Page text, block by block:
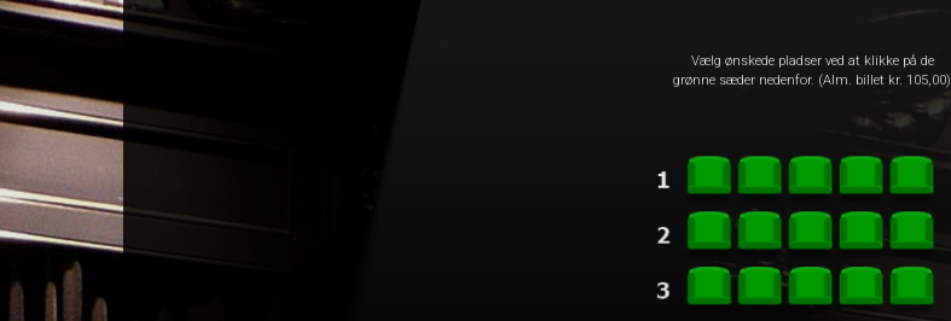
Vælg ønskede pladser ved at klikke på de
grønne sæder nedenfor. (Alm. billet kr. 105,00)